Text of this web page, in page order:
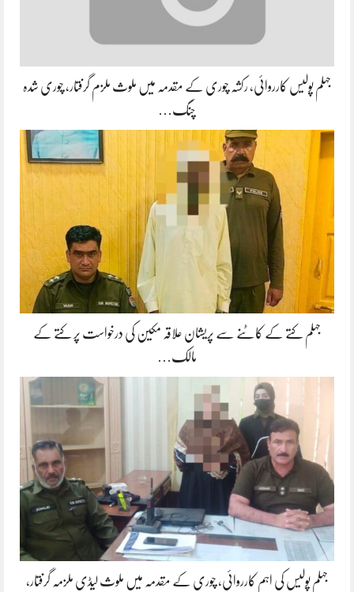
جہلم پولیس کارروائی، رکشہ چوری کے مقدمہ میں ملوث ملزم گرفتار، چوری شدہ
چنگ…
جہلم کتے کے کاٹنے سے پریشان علاقہ مکین کی درخواست پر کتے کے
مالک…
جہلم پولیس کی اہم کارروائی، چوری کے مقدمہ میں ملوث لیڈی ملزمہ گرفتار،